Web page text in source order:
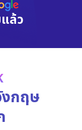
ล้ว
กฤษ